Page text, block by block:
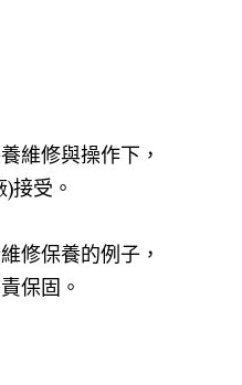
維修與操作下，
接受。
修保養的例子，
保固。